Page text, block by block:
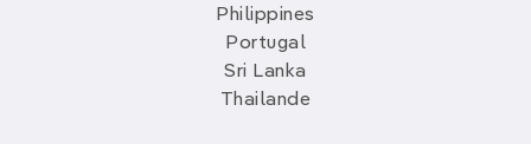
Philippines
Portugal
Sri Lanka
Thailande